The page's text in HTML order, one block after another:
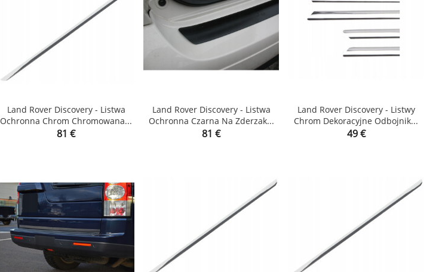
Land Rover Discovery - Listwa
Ochronna Chrom Chromowana...
Price
81 €
Land Rover Discovery - Listwa
Ochronna Czarna Na Zderzak...
Price
81 €
Land Rover Discovery - Listwy
Chrom Dekoracyjne Odbojnik...
Price
49 €